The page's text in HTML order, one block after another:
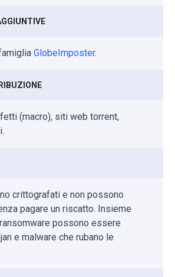
GlobeImposter.
(macro), siti web torrent,
crittografati e non possono
pagare un riscatto. Insieme
possono essere
e malware che rubano le